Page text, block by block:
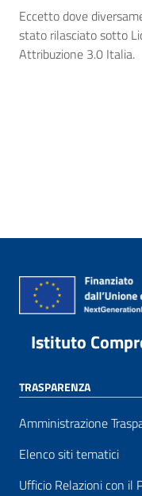
Eccetto dove
stato rilasciato sotto
Attribuzione 3.0 Italia.
Istituto
TRASPARENZA
Amministrazione
Elenco siti tematici
Ufficio Relazioni con il